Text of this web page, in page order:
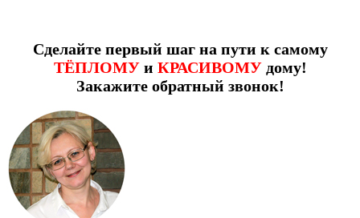
Сделайте первый шаг на пути к самому
ТЁПЛОМУи КРАСИВОМУдому!
Закажите обратный звонок!